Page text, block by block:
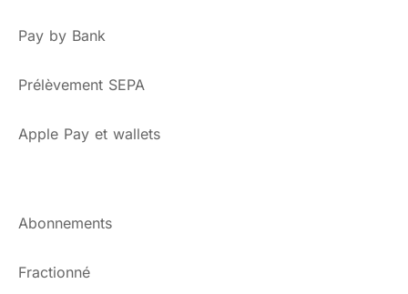
Pay by Bank
Prélèvement SEPA
Apple Pay et wallets
Abonnements
Fractionné